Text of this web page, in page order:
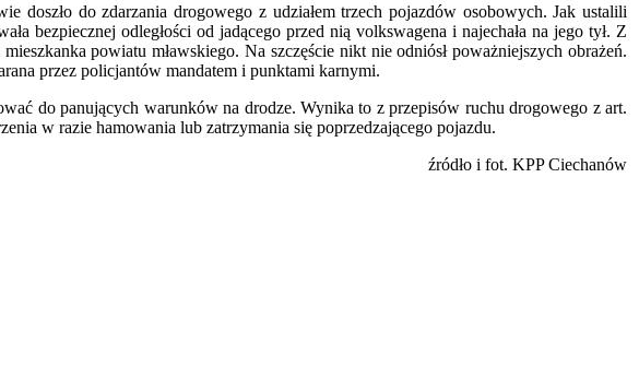
doszło do zdarzania drogowego z udziałem trzech pojazdów osobowych. Jak ustalili
bezpiecznej odległości od jadącego przed nią volkswagena i najechała na jego tył. Z
powiatu mławskiego. Na szczęście nikt nie odniósł poważniejszych obrażeń.
przez policjantów mandatem i punktami karnymi.
do panujących warunków na drodze. Wynika to z przepisów ruchu drogowego z art.
w razie hamowania lub zatrzymania się poprzedzającego pojazdu.
źródło i fot. KPP Ciechanów